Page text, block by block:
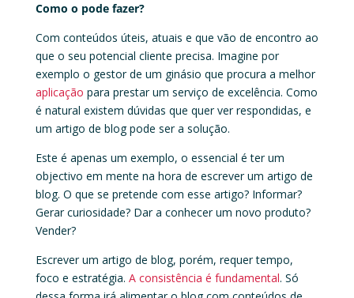
Como o pode fazer?
Com conteúdos úteis, atuais e que vão de encontro ao
que o seu potencial cliente precisa. Imagine por
exemplo o gestor de um ginásio que procura a melhor
aplicação para prestar um serviço de excelência. Como
é natural existem dúvidas que quer ver respondidas, e
um artigo de blog pode ser a solução.
Este é apenas um exemplo, o essencial é ter um
objectivo em mente na hora de escrever um artigo de
blog. O que se pretende com esse artigo? Informar?
Gerar curiosidade? Dar a conhecer um novo produto?
Vender?
Escrever um artigo de blog, porém, requer tempo,
foco e estratégia. A consistência é fundamental. Só